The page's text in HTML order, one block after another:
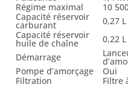
Régime maximal
10
Capacité réservoir
carburant
0,27 L
Capacité réservoir
huile de chaîne
0,22 L
Démarrage
Pompe d’amorçage
Oui
Filtration
Filtre